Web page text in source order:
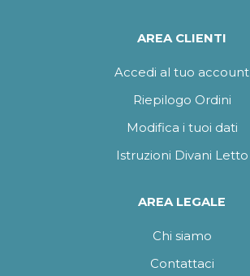
AREA CLIENTI
Accedi al tuo account
Riepilogo Ordini
Modifica i tuoi dati
Istruzioni Divani Letto
AREA LEGALE
Chi siamo
Contattaci